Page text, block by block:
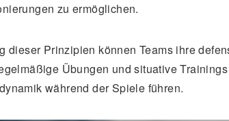
zu ermöglichen.
dieser Prinzipien können Teams ihre
Übungen und situative
während der Spiele führen.